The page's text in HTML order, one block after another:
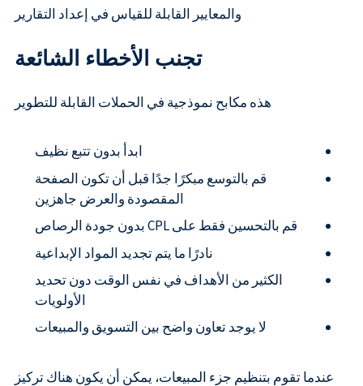
والمعايير القابلة للقياس في إعداد التقارير
تجنب الأخطاء الشائعة
هذه مكابح نموذجية في الحملات القابلة للتطوير
ابدأ بدون تتبع نظيف
قم بالتوسع مبكرًا جدًا قبل أن تكون الصفحة
المقصودة والعرض جاهزين
قم بالتحسين فقط على CPL بدون جودة الرصاص
نادرًا ما يتم تجديد المواد الإبداعية
الكثير من الأهداف في نفس الوقت دون تحديد
الأولويات
لا يوجد تعاون واضح بين التسويق والمبيعات
عندما تقوم بتنظيم جزء المبيعات، يمكن أن يكون هناك تركيز